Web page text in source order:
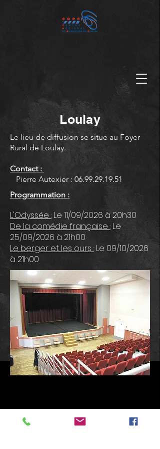
Loulay
Le lieu de diffusion se situe au Foyer
Rural de Loulay.
Contact :
Pierre Autexier : 06.99.29.19.51
Programmation :
L'Odyssée : Le 11/09/2026 à 20h30
De la comédie française : Le
25/09/2026 à 21h00
Le berger et les ours : Le 09/10/2026
à 21h00